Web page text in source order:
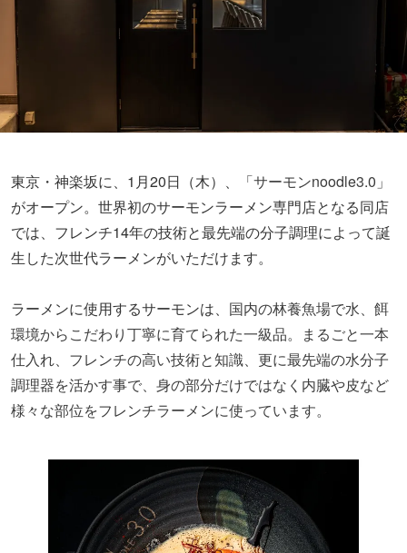
東京・神楽坂に、1月20日（木）、「サーモンnoodle3.0 」
がオープン。世界初のサーモンラーメン専門店となる同店
では、フレンチ14年の技術と最先端の分子調理によって誕
生した次世代ラーメンがいただけます。
ラーメンに使用するサーモンは、 国内の林養魚場で水、餌
環境からこだわり丁寧に育てられた一級品。まるごと一本
仕入れ、フレンチの高い技術と知識、更に最先端の水分子
調理器を活かす事で、身の部分だけではなく内臓や皮など
様々な部位をフレンチラーメンに使っています。